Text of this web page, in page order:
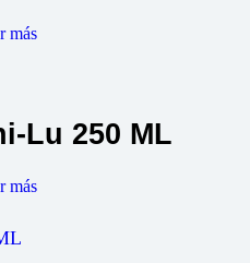
más
Lu 250 ML
más